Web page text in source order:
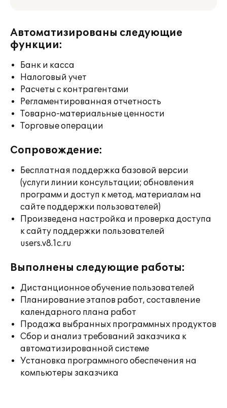
Автоматизированы следующие
функции:
Банк и касса
Налоговый учет
Расчеты с контрагентами
Регламентированная отчетность
Товарно-материальные ценности
Торговые операции
Сопровождение:
Бесплатная поддержка базовой версии
(услуги линии консультации; обновления
программ и доступ к метод. материалам на
сайте поддержки пользователей)
Произведена настройка и проверка доступа
к сайту поддержки пользователей
users.v8.1c.ru
Выполнены следующие работы:
Дистанционное обучение пользователей
Планирование этапов работ, составление
календарного плана работ
Продажа выбранных программных продуктов
Сбор и анализ требований заказчика к
автоматизированной системе
Установка программного обеспечения на
компьютеры заказчика